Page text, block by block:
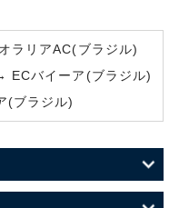
ラリアAC(ブラジル)
バイーア(ブラジル)
(ブラジル)